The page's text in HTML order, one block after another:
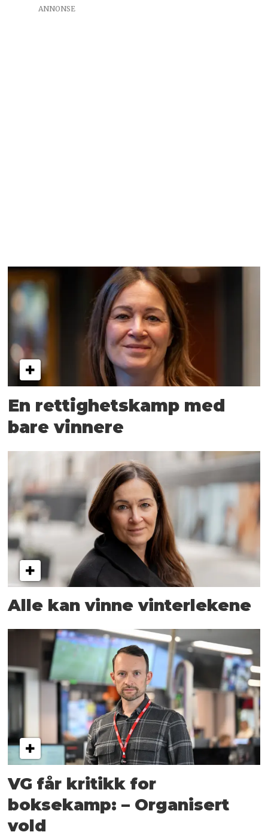
ANNONSE
En rettighetskamp med
bare vinnere
Alle kan vinne vinterlekene
VG får kritikk for
boksekamp: – Organisert
vold